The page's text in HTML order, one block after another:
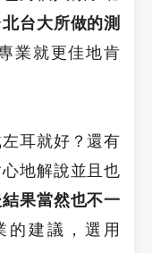
台大所做的測
業就更佳地肯
耳就好？還有
地解說並且也
果當然也不一
的建議，選用